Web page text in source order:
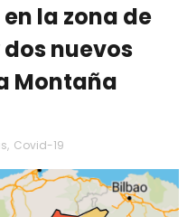
la zona de
nuevos
Montaña
, Covid-19